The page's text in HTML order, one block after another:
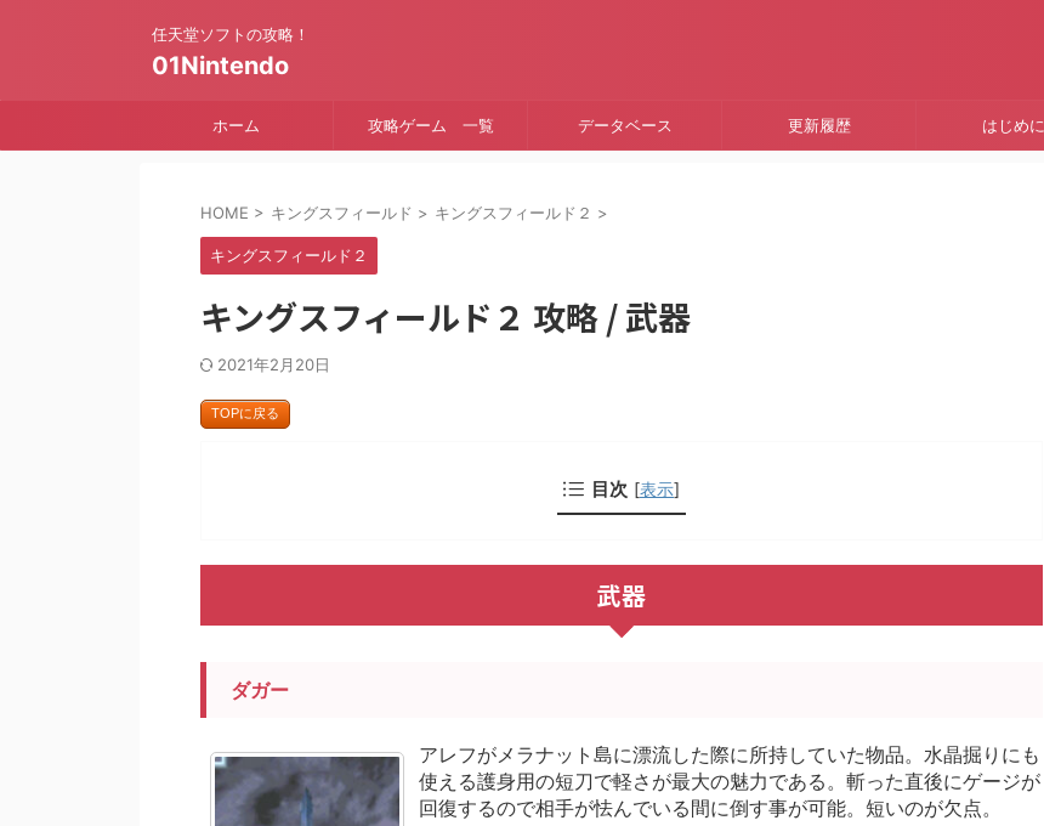
任天堂ソフトの攻略！
01Nintendo
ホーム 攻略ゲーム 一覧 データベース 更新履歴 はじめに
HOME > キングスフィールド > キングスフィールド２ >
キングスフィールド２
キングスフィールド２ 攻略 / 武器
2021年2月20日
TOPに戻る
目次 [表示]
武器
ダガー
アレフがメラナット島に漂流した際に所持していた物品。水晶掘りにも
使える護身用の短刀で軽さが最大の魅力である。斬った直後にゲージが
回復するので相手が怯んでいる間に倒す事が可能。短いのが欠点。